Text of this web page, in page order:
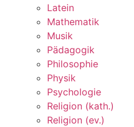
Latein
Mathematik
Musik
Pädagogik
Philosophie
Physik
Psychologie
Religion (kath.)
Religion (ev.)